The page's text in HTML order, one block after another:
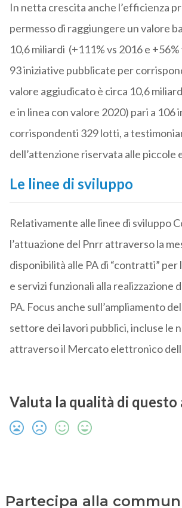
In netta crescita anche l’efficienza
permesso di raggiungere un valore
10,6 miliardi (+111% vs 2016 e +56%
93 iniziative pubblicate per
valore aggiudicato è circa 10,6
e in linea con valore 2020) pari a 106
corrispondenti 329 lotti, a
dell’attenzione riservata alle piccole
Le linee di sviluppo
Relativamente alle linee di sviluppo
l’attuazione del Pnrr attraverso la
disponibilità alle PA di “contratti” per
e servizi funzionali alla realizzazione
PA. Focus anche sull’ampliamento
settore dei lavori pubblici, incluse le
attraverso il Mercato elettronico
Valuta la qualità di
Partecipa alla